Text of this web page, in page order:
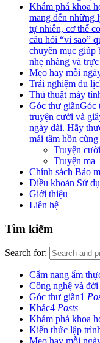
Khám phá khoa
mang đến những
tự nhiên, cơ thể
câu hỏi “vì sao”
chuyên mục giúp
nhẹ nhàng và
Mẹo hay mỗi
Trải nghiệm du
Thủ thuật máy
Góc thư giãnGóc
truyện cười và
ngày dài. Hãy
mái tâm hồn
Truyện cười
Truyện ma
Chính sách Bảo
Điều khoản Sử
Giới thiệu
Liên hệ
Tìm kiếm
Search for:
Cẩm nang ẩm
Công nghệ và đời
Góc thư giãn1
Khác4 Posts
Khám phá khoa
Kiến thức lập